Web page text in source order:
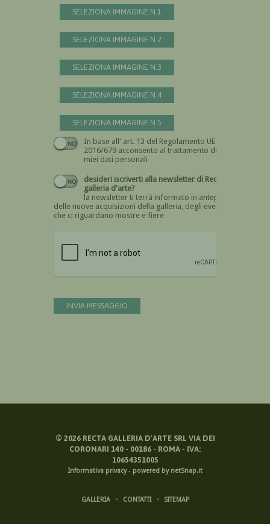
SELEZIONA IMMAGINE N.1
SELEZIONA IMMAGINE N.2
SELEZIONA IMMAGINE N.3
SELEZIONA IMMAGINE N.4
SELEZIONA IMMAGINE N.5
In base all' art. 13 del Regolamento UE n.
2016/679 acconsento al trattamento dei
miei dati personali
Devi dare il consenso
desideri iscriverti alla newsletter di Recta
galleria d'arte?
la newsletter ti terrà informato in anteprima
delle nuove acquisizioni della galleria, degli eventi
che ci riguardano mostre e fiere
INVIA MESSAGGIO
© 2026RECTA GALLERIA D'ARTE SRL VIA DEI
CORONARI 140 - 00186 - ROMA - IVA:
10654351005
Informativa privacy- powered by netSnap.it
GALLERIA CONTATTI SITEMAP